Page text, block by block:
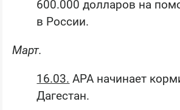
600.000 долларов на
в России.
Март.
16.03. АРА начинает
Дагестан.